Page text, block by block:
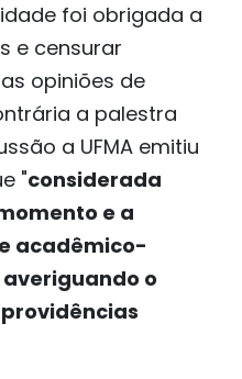
foi obrigada a
e censurar
opiniões de
a palestra
a UFMA emitiu
"considerada
e a
acadêmico-
averiguando o